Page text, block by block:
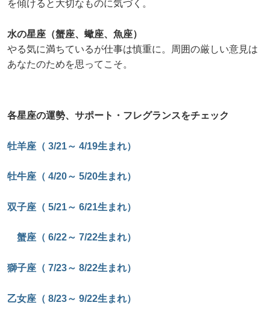
を傾けると大切なものに気づく。
水の星座（蟹座、蠍座、魚座）
やる気に満ちているが仕事は慎重に。周囲の厳しい意見は
あなたのためを思ってこそ。
各星座の運勢、サポート・フレグランスをチェック
牡羊座（ 3/21～ 4/19生まれ）
牡牛座（ 4/20～ 5/20生まれ）
双子座（ 5/21～ 6/21生まれ）
蟹座（ 6/22～ 7/22生まれ）
獅子座（ 7/23～ 8/22生まれ）
乙女座（ 8/23～ 9/22生まれ）